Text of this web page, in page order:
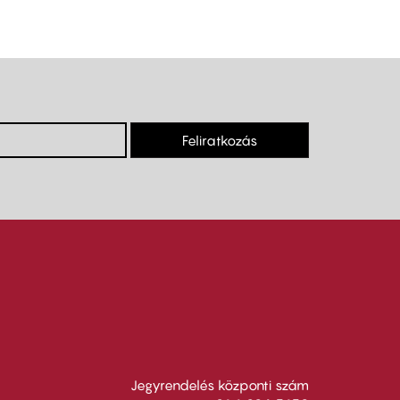
Feliratkozás
Jegyrendelés központi szám